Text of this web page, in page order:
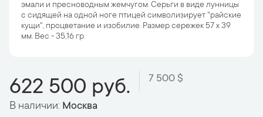
эмали и пресноводным жемчугом. Серьги в виде лунницы
с сидящей на одной ноге птицей символизирует "райские
кущи", процветание и изобилие. Размер сережек 57 х 39
мм. Вес - 35,16 гр.
622 500 руб. 7 500 $
В наличии: Москва